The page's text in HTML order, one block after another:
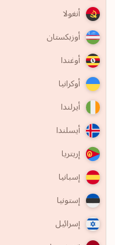
أنغولا
أوزبكستان
أوغندا
أوكرانيا
أيرلندا
أيسلندا
إريتريا
إسبانيا
إستونيا
إسرائيل